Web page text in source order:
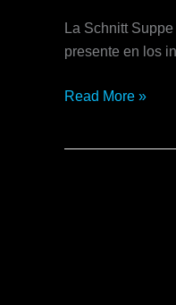
La Schnitt
presente en los
tradición
que
comparte
Read More »